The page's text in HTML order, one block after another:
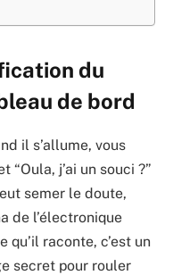
du
de bord
il s’allume, vous
“Oula, j’ai un souci ?”
semer le doute,
de l’électronique
raconte, c’est un
secret pour rouler